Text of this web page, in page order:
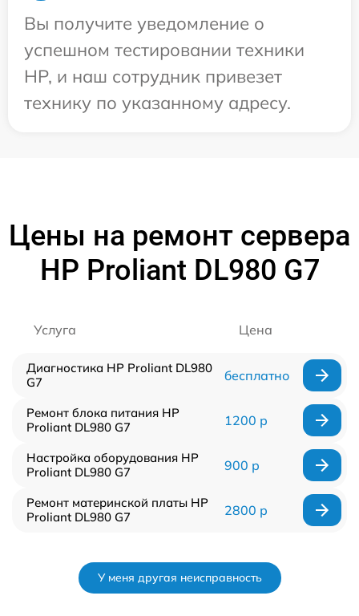
Вы получите уведомление о
успешном тестировании техники
HP, и наш сотрудник привезет
технику по указанному адресу.
Цены на ремонт сервера
HP Proliant DL980 G7
Услуга Цена
Диагностика HP Proliant DL980
G7
бесплатно
Ремонт блока питания HP
Proliant DL980 G7
1200 р
Настройка оборудования HP
Proliant DL980 G7
900 р
Ремонт материнской платы HP
Proliant DL980 G7
2800 р
У меня другая неисправность